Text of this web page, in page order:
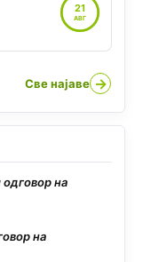
21
АВГ
Све најаве →
на
на